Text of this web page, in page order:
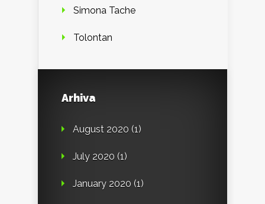
Simona Tache
Tolontan
Arhiva
August 2020 (1)
July 2020 (1)
January 2020 (1)